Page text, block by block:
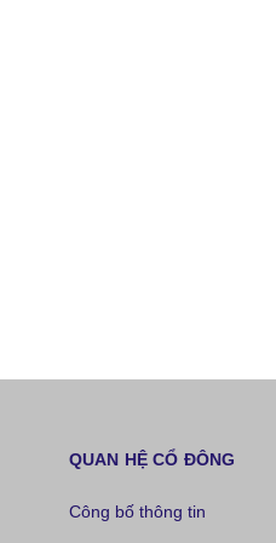
QUAN HỆ CỔ ĐÔNG
Công bố thông tin